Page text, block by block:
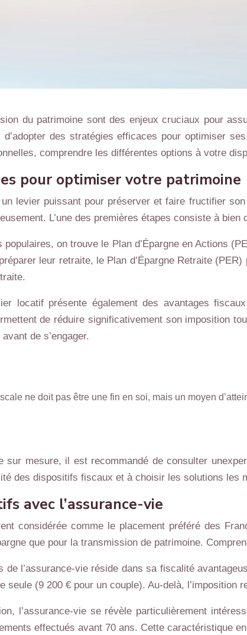
du patrimoine sont des enjeux cruciaux pour
des stratégies efficaces pour optimiser
comprendre les différentes options à votre
pour optimiser votre patrimoine
un levier puissant pour préserver et faire fructifier
L’une des premières étapes consiste à
on trouve le Plan d’Épargne en Actions
leur retraite, le Plan d’Épargne Retraite
locatif présente également des avantages
de réduire significativement son imposition
de s’engager.
ne doit pas être une fin en soi, mais un moyen
sur mesure, il est recommandé de consulter
des dispositifs fiscaux et à choisir les solutions les
avec l’assurance-vie
considérée comme le placement préféré des
que pour la transmission de patrimoine.
de l’assurance-vie réside dans sa fiscalité
seule (9 200 € pour un couple). Au-delà,
l’assurance-vie se révèle particulièrement
effectués avant 70 ans. Cette caractéristique